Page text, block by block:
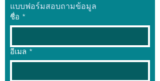
แบบฟอร์มสอบถามข้อมูล
ชื่อ *
อีเมล *